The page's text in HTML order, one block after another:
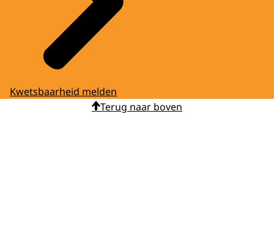
Kwetsbaarheid melden
Terug naar boven